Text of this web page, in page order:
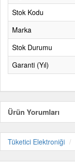
Stok Kodu
Marka
Stok Durumu
Garanti (Yıl)
Ürün Yorumları
Tüketici Elektroniği